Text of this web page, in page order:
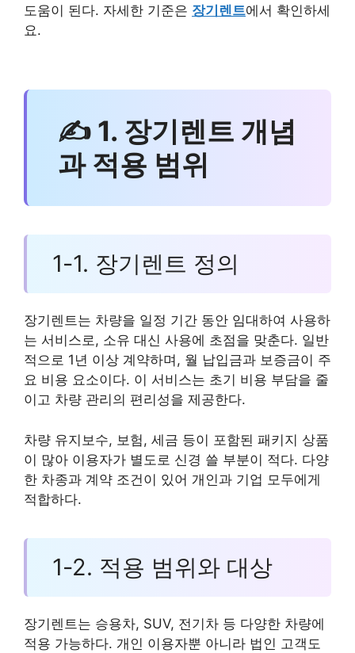
도움이 된다. 자세한 기준은 장기렌트에서 확인하세
요.
✍ 1. 장기렌트 개념
과 적용 범위
1-1. 장기렌트 정의
장기렌트는 차량을 일정 기간 동안 임대하여 사용하
는 서비스로, 소유 대신 사용에 초점을 맞춘다. 일반
적으로 1년 이상 계약하며, 월 납입금과 보증금이 주
요 비용 요소이다. 이 서비스는 초기 비용 부담을 줄
이고 차량 관리의 편리성을 제공한다.
차량 유지보수, 보험, 세금 등이 포함된 패키지 상품
이 많아 이용자가 별도로 신경 쓸 부분이 적다. 다양
한 차종과 계약 조건이 있어 개인과 기업 모두에게
적합하다.
1-2. 적용 범위와 대상
장기렌트는 승용차, SUV, 전기차 등 다양한 차량에
적용 가능하다. 개인 이용자뿐 아니라 법인 고객도